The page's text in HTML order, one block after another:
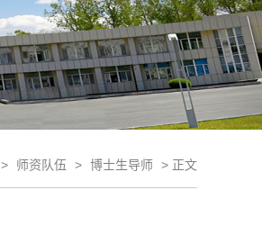
> 师资队伍 > 博士生导师 > 正文